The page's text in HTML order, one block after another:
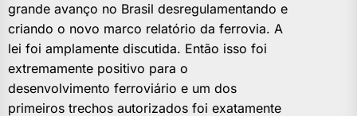
grande avanço no Brasil desregulamentando e
criando o novo marco relatório da ferrovia. A
lei foi amplamente discutida. Então isso foi
extremamente positivo para o
desenvolvimento ferroviário e um dos
primeiros trechos autorizados foi exatamente